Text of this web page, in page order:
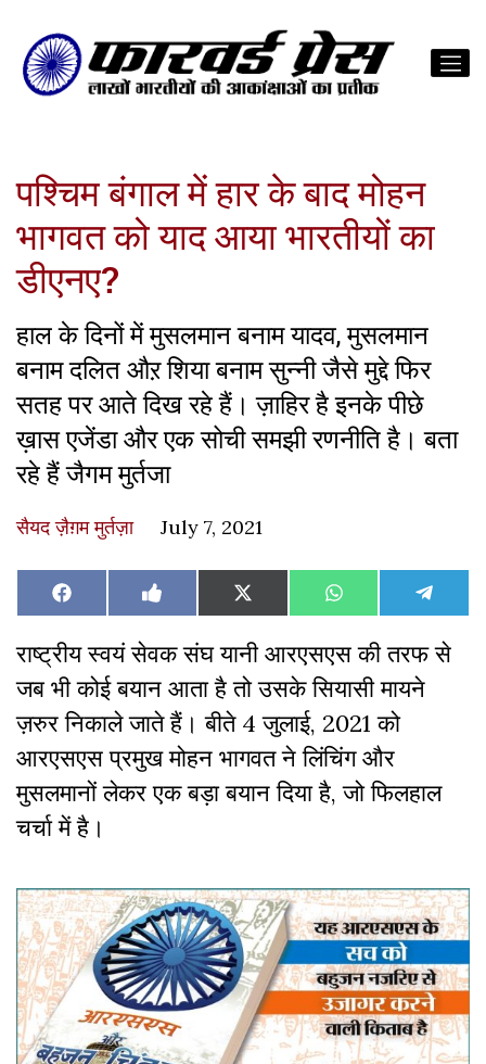
पश्चिम बंगाल में हार के बाद मोहन
भागवत को याद आया भारतीयों का
डीएनए?
हाल के दिनों में मुसलमान बनाम यादव, मुसलमान
बनाम दलित औऱ शिया बनाम सुन्नी जैसे मुद्दे फिर
सतह पर आते दिख रहे हैं। ज़ाहिर है इनके पीछे
ख़ास एजेंडा और एक सोची समझी रणनीति है। बता
रहे हैं जैगम मुर्तजा
सैयद ज़ैग़म मुर्तज़ा July 7, 2021
Share
on
Facebook Share
on
Like
on
Share
on
X
(Twitter)
Share
on
WhatsAppShare
on
राष्ट्रीय स्वयं सेवक संघ यानी आरएसएस की तरफ से
जब भी कोई बयान आता है तो उसके सियासी मायने
ज़रुर निकाले जाते हैं। बीते 4 जुलाई, 2021 को
आरएसएस प्रमुख मोहन भागवत ने लिंचिंग और
मुसलमानों लेकर एक बड़ा बयान दिया है, जो फिलहाल
चर्चा में है।